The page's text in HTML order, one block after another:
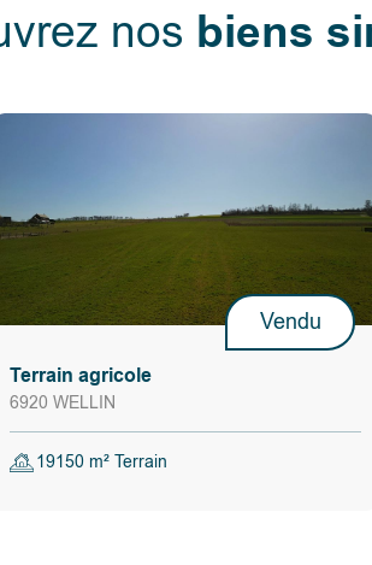
nos biens
Vendu
Terrain agricole
6920 WELLIN
19150 m² Terrain